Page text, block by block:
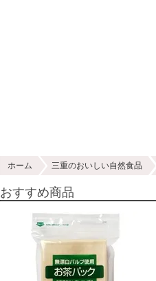
ホーム 三重のおいしい自然食品
おすすめ商品